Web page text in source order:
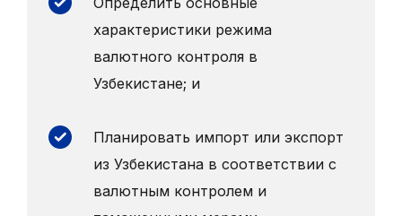
характеристики режима
валютного контроля в
Узбекистане; и
Планировать импорт или экспорт
из Узбекистана в соответствии с
валютным контролем и